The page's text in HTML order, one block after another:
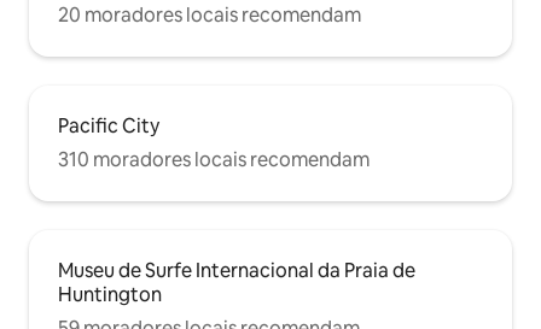
20 moradores locais recomendam
Pacific City
310 moradores locais recomendam
Museu de Surfe Internacional da Praia de
Huntington